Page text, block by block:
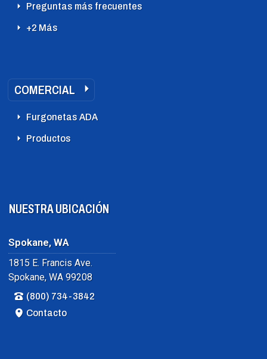
Preguntas más frecuentes
+2 Más
COMERCIAL
Furgonetas ADA
Productos
NUESTRA UBICACIÓN
Spokane, WA
1815 E. Francis Ave.
Spokane, WA 99208
(800) 734-3842
Contacto